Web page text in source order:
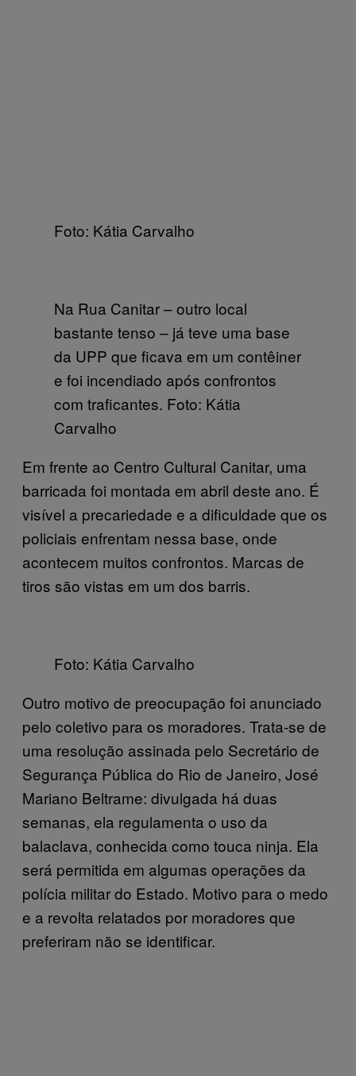
Foto: Kátia Carvalho
Na Rua Canitar – outro local
bastante tenso – já teve uma base
da UPP que ficava em um contêiner
e foi incendiado após confrontos
com traficantes. Foto: Kátia
Carvalho
Em frente ao Centro Cultural Canitar, uma
barricada foi montada em abril deste ano. É
visível a precariedade e a dificuldade que os
policiais enfrentam nessa base, onde
acontecem muitos confrontos. Marcas de
tiros são vistas em um dos barris.
Foto: Kátia Carvalho
Outro motivo de preocupação foi anunciado
pelo coletivo para os moradores. Trata-se de
uma resolução assinada pelo Secretário de
Segurança Pública do Rio de Janeiro, José
Mariano Beltrame: divulgada há duas
semanas, ela regulamenta o uso da
balaclava, conhecida como touca ninja. Ela
será permitida em algumas operações da
polícia militar do Estado. Motivo para o medo
e a revolta relatados por moradores que
preferiram não se identificar.